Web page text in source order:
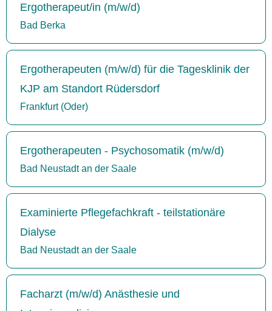
Ergotherapeut/in (m/w/d)
Bad Berka
Ergotherapeuten (m/w/d) für die Tagesklinik der
KJP am Standort Rüdersdorf
Frankfurt (Oder)
Ergotherapeuten - Psychosomatik (m/w/d)
Bad Neustadt an der Saale
Examinierte Pflegefachkraft - teilstationäre
Dialyse
Bad Neustadt an der Saale
Facharzt (m/w/d) Anästhesie und